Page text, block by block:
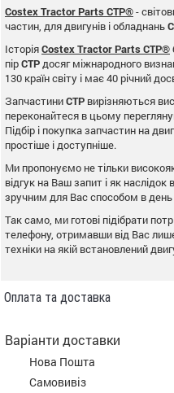
Costex Tractor Parts CTP®-
частин, для двигунів і обладнань
ІсторіяCostex Tractor Parts CTP®
пірCTP досяг міжнародного
130 країн світу і має 40 річний
ЗапчастиниCTP вирізняються
переконайтеся в цьому
Підбір і покупка запчастин на
простіше і доступніше.
Ми пропонуємо не тільки
відгук на Ваш запит і як
зручним для Вас способом в день
Так само, ми готові підібрати
телефону, отримавши від Вас
техніки на якій встановлений
Оплата та доставка
Варіанти доставки
Нова Пошта
Самовивіз